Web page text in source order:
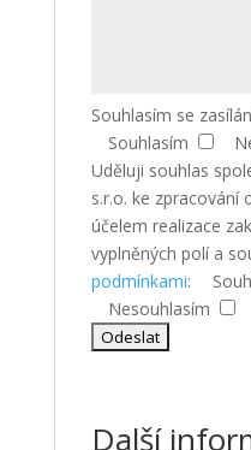
Souhlasím se
Souhlasím
Uděluji souhlas
s.r.o. ke zpracování
účelem realizace
vyplněných polí a
podmínkami:
Nesouhlasím
Další